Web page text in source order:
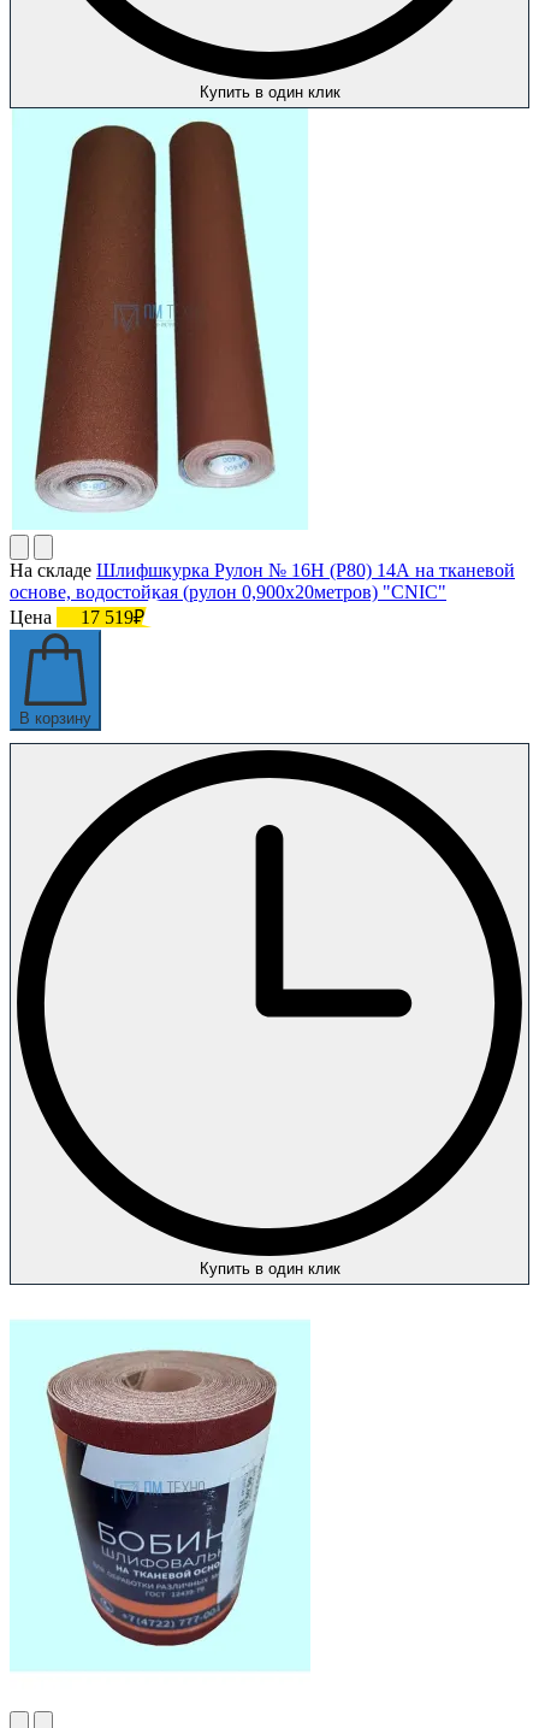
Купить в один клик
На складе Шлифшкурка Рулон № 16Н (P80) 14А на тканевой
основе, водостойкая (рулон 0,900х20метров) "CNIC"
Цена
17 519₽
В корзину
Купить в один клик